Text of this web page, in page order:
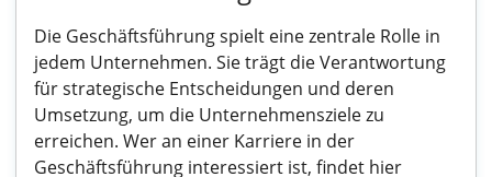
Die Geschäftsführung spielt eine zentrale Rolle in
jedem Unternehmen. Sie trägt die Verantwortung
für strategische Entscheidungen und deren
Umsetzung, um die Unternehmensziele zu
erreichen. Wer an einer Karriere in der
Geschäftsführung interessiert ist, findet hier